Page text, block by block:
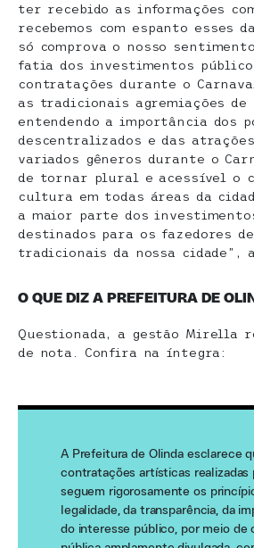
ter recebido as informações
recebemos com espanto esses
só comprova o nosso
fatia dos investimentos
contratações durante o
as tradicionais agremiações de
entendendo a importância dos
descentralizados e das
variados gêneros durante o
de tornar plural e acessível o
cultura em todas áreas da
a maior parte dos
destinados para os fazedores
tradicionais da nossa cidade”,
O QUE DIZ A PREFEITURA DE
Questionada, a gestão Mirella
de nota. Confira na íntegra:
A Prefeitura de Olinda esclarece
contratações artísticas realizadas
seguem rigorosamente os
legalidade, da transparência, da
do interesse público, por meio de